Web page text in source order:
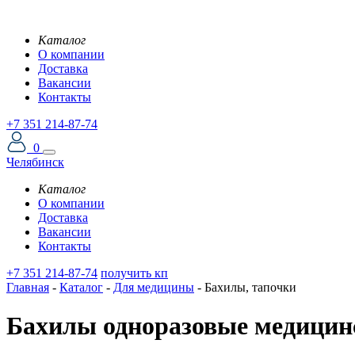
Каталог
О компании
Доставка
Вакансии
Контакты
+7 351 214-87-74
0
Челябинск
Каталог
О компании
Доставка
Вакансии
Контакты
+7 351 214-87-74 получить кп
Главная - Каталог - Для медицины - Бахилы, тапочки
Бахилы одноразовые